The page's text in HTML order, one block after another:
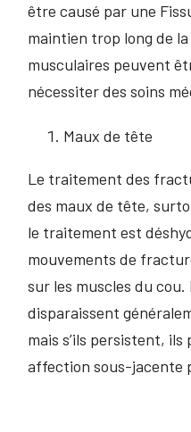
être causé par une
maintien trop long de
musculaires peuvent
nécessiter des soins
Maux de tête
Le traitement des
des maux de tête,
le traitement est
mouvements de
sur les muscles du
disparaissent
mais s’ils persistent,
affection sous-jacente